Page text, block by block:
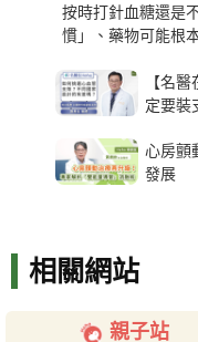
按時打針血糖還是
慣」、藥物可能根
【名
定要裝
心房顫
發展
相關網站
親子站